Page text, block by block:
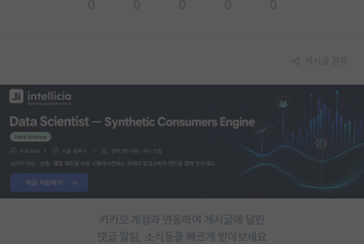
PI 전용 게시판
인문사회 계열 게시판
특수/전문대학원 게시판
반도체/AI 게시판
장학금/장학생 게시판카카오 계정과 연동하여 게시글에 달린
댓글 알람, 소식등을 빠르게 받아보세요